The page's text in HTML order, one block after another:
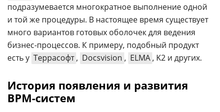
подразумевается многократное выполнение одной
и той же процедуры. В настоящее время существует
много вариантов готовых оболочек для ведения
бизнес-процессов. К примеру, подобный продукт
есть у Террасофт , Docsvision , ELMA , K2 и других.
История появления и развития
BPM-систем